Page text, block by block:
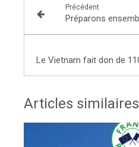
Précédent
Articles similaires